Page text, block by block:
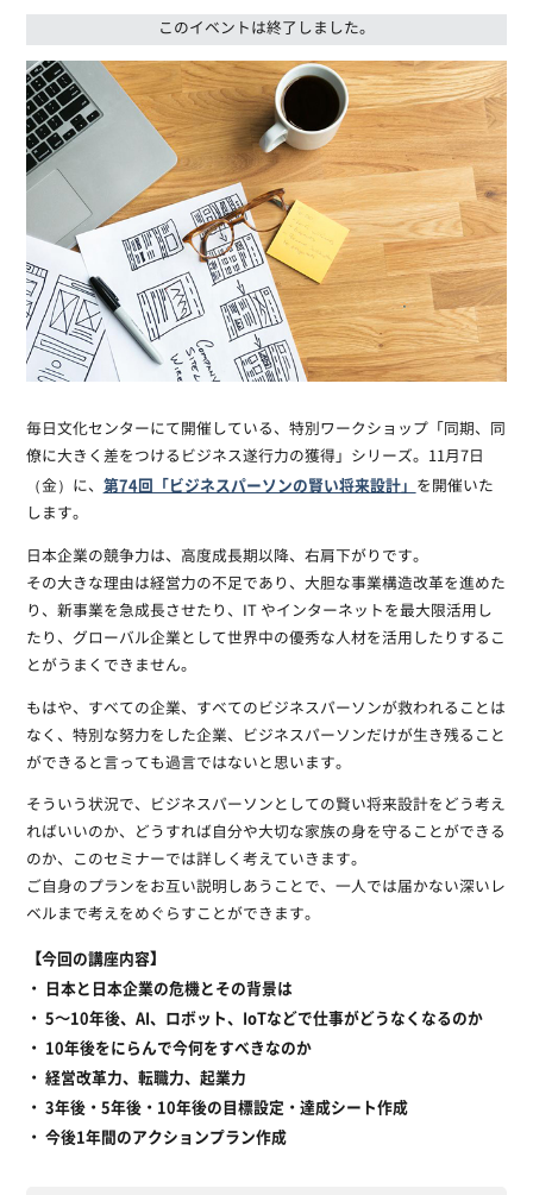
このイベントは終了しました。
毎日文化センターにて開催している、特別ワークショップ「同期、同
僚に大きく差をつけるビジネス遂行力の獲得」シリーズ。11月7日
（金）に、 第74回「ビジネスパーソンの賢い将来設計」 を開催いた
します。
日本企業の競争力は、高度成長期以降、右肩下がりです。
その大きな理由は経営力の不足であり、大胆な事業構造改革を進めた
り、新事業を急成長させたり、IT やインターネットを最大限活用し
たり、グローバル企業として世界中の優秀な人材を活用したりするこ
とがうまくできません。
もはや、すべての企業、すべてのビジネスパーソンが救われることは
なく、特別な努力をした企業、ビジネスパーソンだけが生き残ること
ができると言っても過言ではないと思います。
そういう状況で、ビジネスパーソンとしての賢い将来設計をどう考え
ればいいのか、どうすれば自分や大切な家族の身を守ることができる
のか、このセミナーでは詳しく考えていきます。
ご自身のプランをお互い説明しあうことで、一人では届かない深いレ
ベルまで考えをめぐらすことができます。
【今回の講座内容】
・ 日本と日本企業の危機とその背景は
・ 5～10年後、AI、ロボット、IoTなどで仕事がどうなくなるのか
・ 10年後をにらんで今何をすべきなのか
・ 経営改革力、転職力、起業力
・ 3年後・5年後・10年後の目標設定・達成シート作成
・ 今後1年間のアクションプラン作成